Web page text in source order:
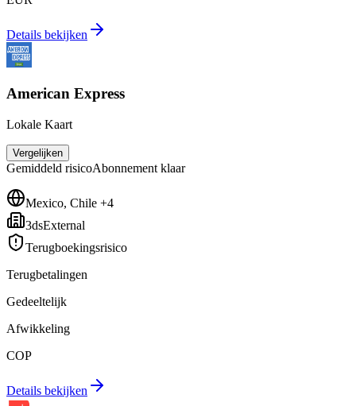
Details bekijken
American Express
Lokale Kaart
Vergelijken
Gemiddeld risicoAbonnement klaar
Mexico, Chile +4
3dsExternal
Terugboekingsrisico
Terugbetalingen
Gedeeltelijk
Afwikkeling
COP
Details bekijken